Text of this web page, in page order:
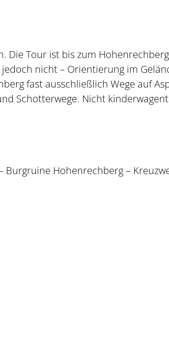
Tour ist bis zum
nicht – Orientierung im
fast ausschließlich Wege auf
Schotterwege. Nicht
Burgruine Hohenrechberg –